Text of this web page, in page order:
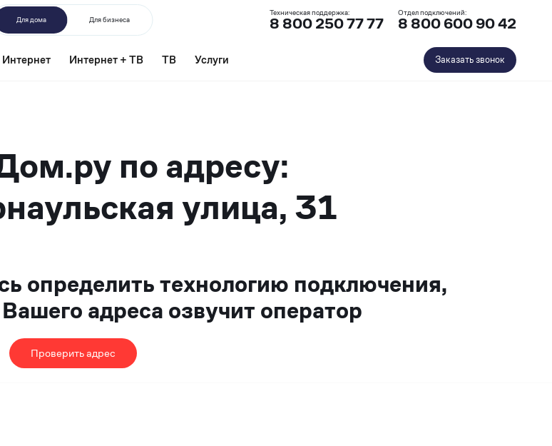
Для дома Для бизнеса
Техническая поддержка:
8 800 250 77 77
Отдел подключений:
8 800 600 90 42
Интернет Интернет + ТВ ТВ Услуги Заказать звонок
по адресу:
улица, 31
определить технологию подключения,
адреса озвучит оператор
Проверить адрес